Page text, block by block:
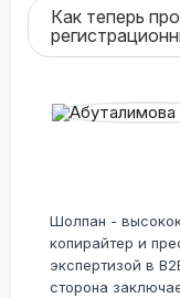
Как теперь
Шолпан -
копирайтер и
экспертизой в
сторона